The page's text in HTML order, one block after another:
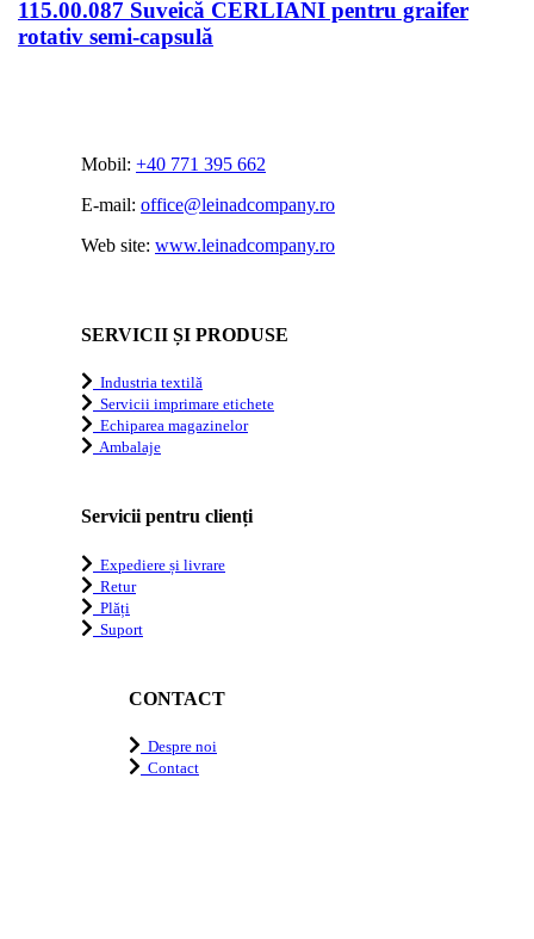
115.00.087 Suveică CERLIANI pentru graifer
rotativ semi-capsulă
Mobil: +40 771 395 662
E-mail: office@leinadcompany.ro
Web site: www.leinadcompany.ro
SERVICII ȘI PRODUSE
Industria textilă
Servicii imprimare etichete
Echiparea magazinelor
Ambalaje
Servicii pentru clienți
Expediere și livrare
Retur
Plăți
Suport
CONTACT
Despre noi
Contact